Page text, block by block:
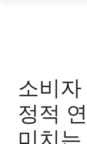
소비
정적
미치